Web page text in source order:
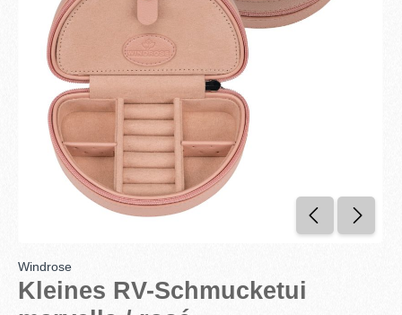
Windrose
Kleines RV-Schmucketui